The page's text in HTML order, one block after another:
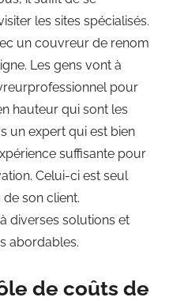
les sites spécialisés.
un couvreur de renom
Les gens vont à
pour
hauteur qui sont les
un expert qui est bien
suffisante pour
Celui-ci est seul
son client.
diverses solutions et
abordables.
de coûts de